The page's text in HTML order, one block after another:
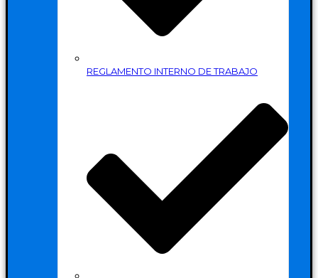
REGLAMENTO INTERNO DE TRABAJO